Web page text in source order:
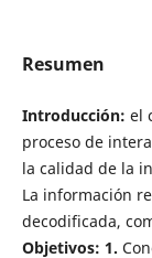
Resumen
Introducción: el
proceso de
la calidad de la
La información
decodificada,
Objetivos: 1.